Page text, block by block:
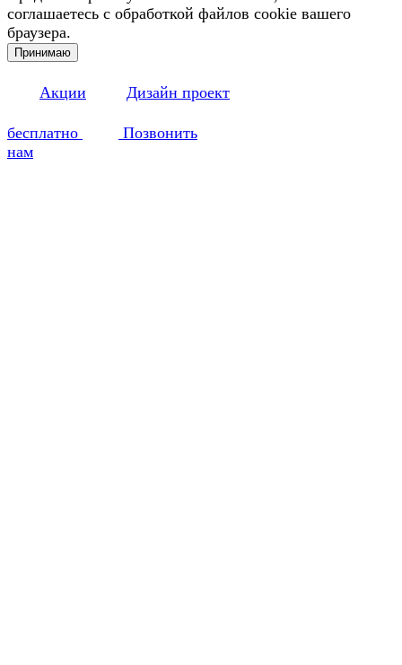
соглашаетесь с обработкой файлов cookie вашего
браузера.
Принимаю
Акции Дизайн проект
бесплатно
Позвонить
нам